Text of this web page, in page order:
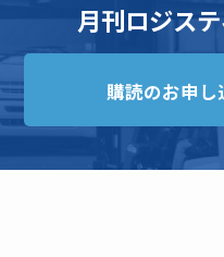
月刊ロジス
購読のお申し